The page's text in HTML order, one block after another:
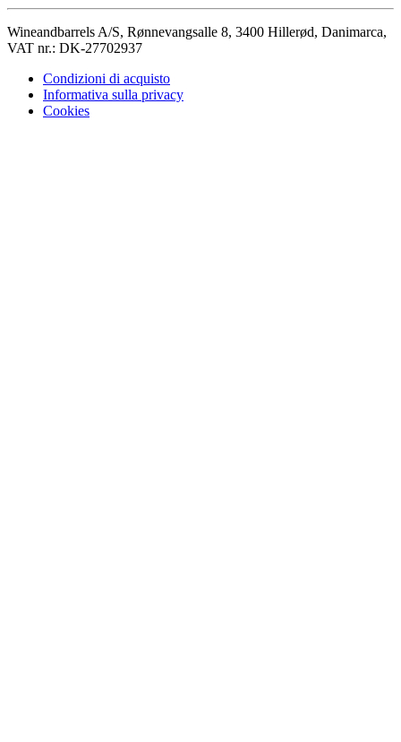
Wineandbarrels A/S, Rønnevangsalle 8, 3400 Hillerød, Danimarca,
VAT nr.: DK-27702937
Condizioni di acquisto
Informativa sulla privacy
Cookies